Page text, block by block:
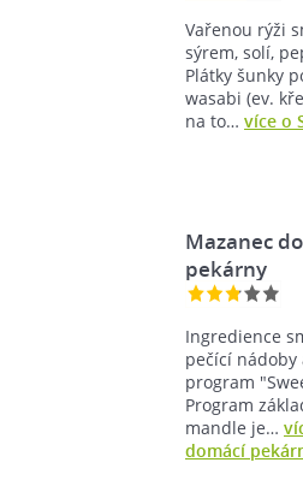
Vařenou rýži
sýrem, solí,
Plátky šunky
wasabi (ev.
na to… více o
Mazanec
pekárny
Ingredience
pečící nádoby
program
Program
mandle je…
domácí